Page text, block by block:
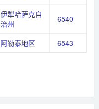
伊犁哈萨克自
治州
6540
阿勒泰地区
6543